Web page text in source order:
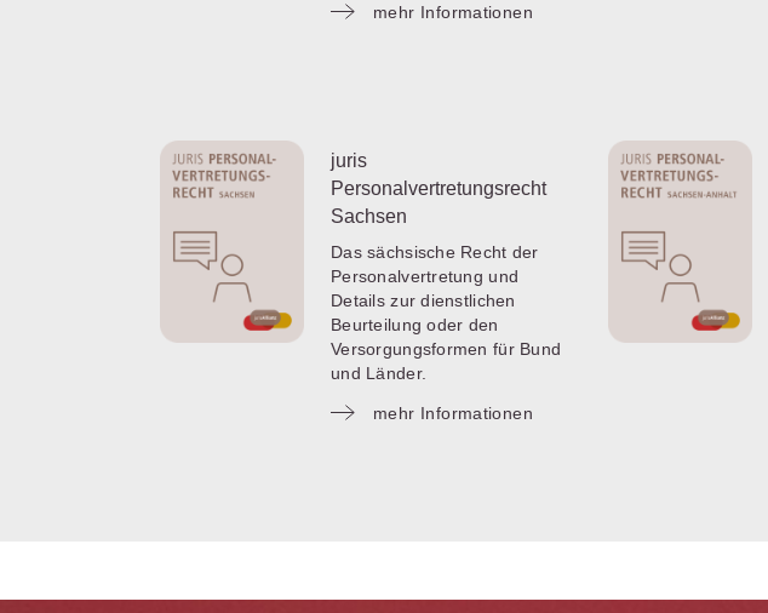
mehr Informationen
juris
Personalvertretungsrecht
Sachsen
Das sächsische Recht der
Personalvertretung und
Details zur dienstlichen
Beurteilung oder den
Versorgungsformen für Bund
und Länder.
mehr Informationen